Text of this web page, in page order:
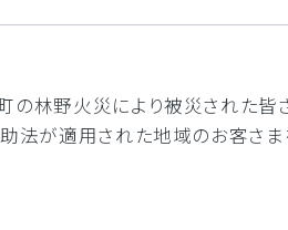
拠点間接続の最適化
林野火災により被災された皆
法が適用された地域のお客さ